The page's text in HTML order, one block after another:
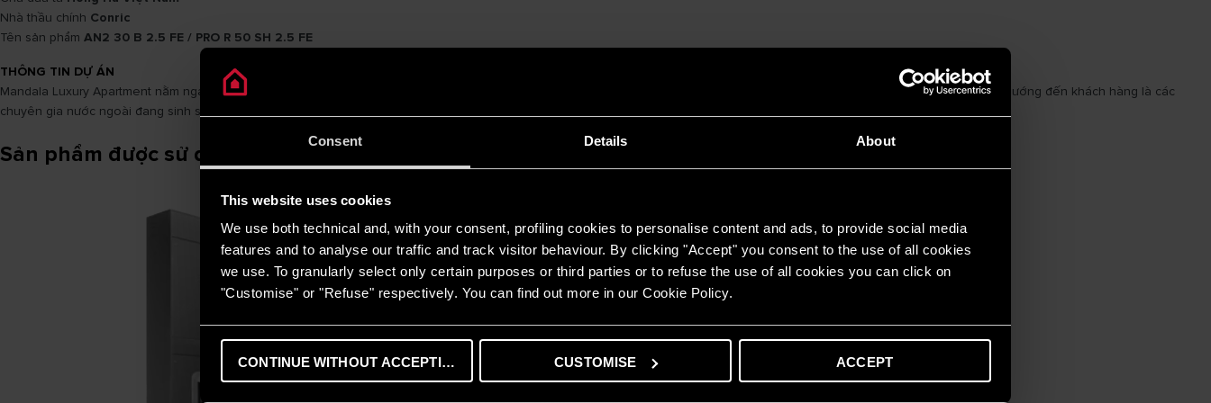
Consent Details About
This website uses cookies
We use both technical and, with your consent, profiling cookies to personalise content and ads, to provide social media
features and to analyse our traffic and track visitor behaviour. By clicking "Accept" you consent to the use of all cookies
we use. To granularly select only certain purposes or third parties or to refuse the use of all cookies you can click on
"Customise" or "Refuse" respectively. You can find out more in our Cookie Policy.
CONTINUE WITHOUT ACCEPTING CUSTOMISE ACCEPT
Nhà thầu chính Conric
Tên sản phẩm AN2 30 B 2.5 FE / PRO R 50 SH 2.5 FE
THÔNG TIN DỰ ÁN
Mandala Luxury Apartment nằm ngay trung tâm khu đô thị Hồng Hà Eco City (Thanh Trì, Hà Nội) là tòa căn hộ dịch vụ hạng sang được quản lý theo tiêu chuẩn khách sạn 5 sao hướng đến khách hàng là các
chuyên gia nước ngoài đang sinh sống và làm việc tại phía Nam Hà Nội.
Sản phẩm được sử dụng
MÁY NƯỚC NÓNG GIÁN TIẾP
ANDRIS2 B
TÍNH NĂNG
Mức nhiệt đọ tùy chỉnh
Hệ thống an toàn đồng bộ TSS.
Lớp cách nhiệt mật độ cao – giữ nước nóng lên đến 48 giờ.
Công nghệ Flexomix – cho nhiều nước nóng hơn 10%.